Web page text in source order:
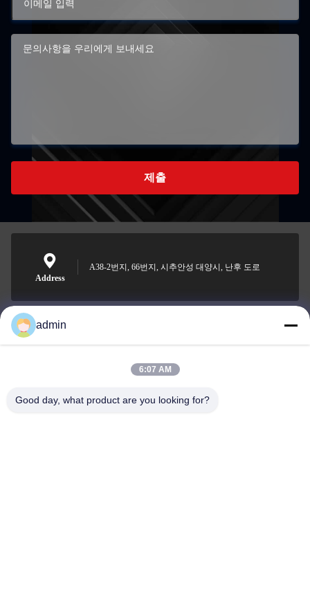
제출
Address
A38-2번지, 66번지, 시추안성 대양시, 난후 도로
Nero@enlaibio.com
admin
6:07 AM
Good day, what product are you looking for?